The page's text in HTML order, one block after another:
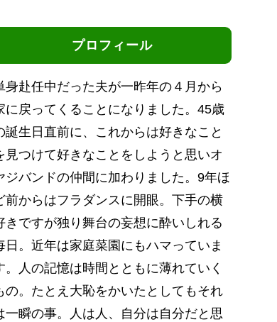
プロフィール
身赴任中だった夫が一昨年の４月から
に戻ってくることになりました。45歳
誕生日直前に、これからは好きなこと
見つけて好きなことをしようと思いオ
ジバンドの仲間に加わりました。9年ほ
前からはフラダンスに開眼。下手の横
きですが独り舞台の妄想に酔いしれる
日。近年は家庭菜園にもハマっていま
。人の記憶は時間とともに薄れていく
の。たとえ大恥をかいたとしてもそれ
一瞬の事。人は人、自分は自分だと思